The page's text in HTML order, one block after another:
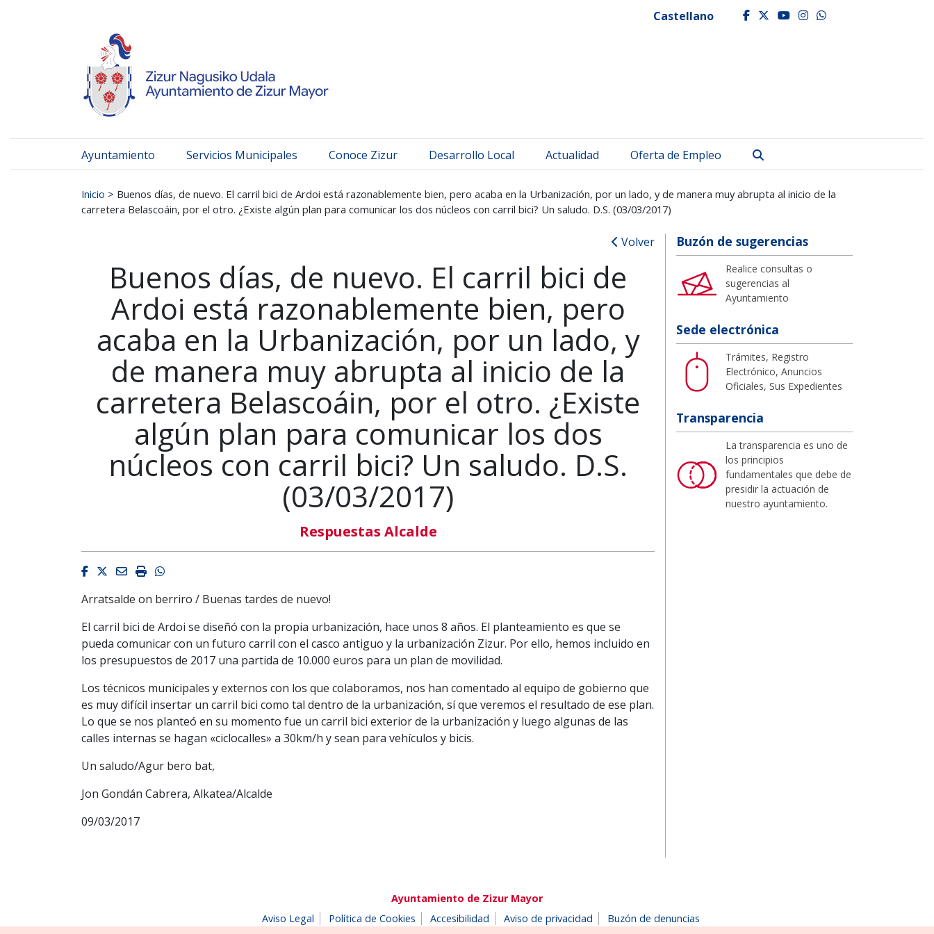
Castellano facebook
twitter
youtube
instagram
whatsapp
Ayuntamiento Servicios Municipales Conoce Zizur Desarrollo Local Actualidad Oferta de Empleo
Inicio > Buenos días, de nuevo. El carril bici de Ardoi está razonablemente bien, pero acaba en la Urbanización, por un lado, y de manera muy abrupta al inicio de la
carretera Belascoáin, por el otro. ¿Existe algún plan para comunicar los dos núcleos con carril bici? Un saludo. D.S. (03/03/2017)
Volver
Buenos días, de nuevo. El carril bici de
Ardoi está razonablemente bien, pero
acaba en la Urbanización, por un lado, y
de manera muy abrupta al inicio de la
carretera Belascoáin, por el otro. ¿Existe
algún plan para comunicar los dos
núcleos con carril bici? Un saludo. D.S.
(03/03/2017)
Respuestas Alcalde
Facebook
Twitter
EmailImprimirWhatsapp
Arratsalde on berriro / Buenas tardes de nuevo!
El carril bici de Ardoi se diseñó con la propia urbanización, hace unos 8 años. El planteamiento es que se
pueda comunicar con un futuro carril con el casco antiguo y la urbanización Zizur. Por ello, hemos incluido en
los presupuestos de 2017 una partida de 10.000 euros para un plan de movilidad.
Los técnicos municipales y externos con los que colaboramos, nos han comentado al equipo de gobierno que
es muy difícil insertar un carril bici como tal dentro de la urbanización, sí que veremos el resultado de ese plan.
Lo que se nos planteó en su momento fue un carril bici exterior de la urbanización y luego algunas de las
calles internas se hagan «ciclocalles» a 30km/h y sean para vehículos y bicis.
Un saludo/Agur bero bat,
Jon Gondán Cabrera, Alkatea/Alcalde
09/03/2017
Buzón de sugerencias
Realice consultas o
sugerencias al
Ayuntamiento
Sede electrónica
Trámites, Registro
Electrónico, Anuncios
Oficiales, Sus Expedientes
Transparencia
La transparencia es uno de
los principios
fundamentales que debe de
presidir la actuación de
nuestro ayuntamiento.
Ayuntamiento de Zizur Mayor
Aviso Legal
Política de Cookies Accesibilidad Aviso de privacidad
Buzón de denuncias